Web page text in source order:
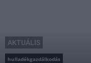
AKTUÁLIS
hulladékgazdálkodás